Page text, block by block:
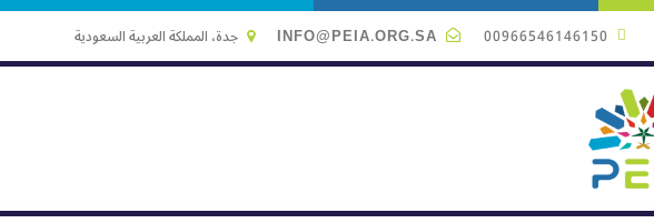
00966546146150
INFO@PEIA.ORG.SA جدة، المملكة العربية السعودية